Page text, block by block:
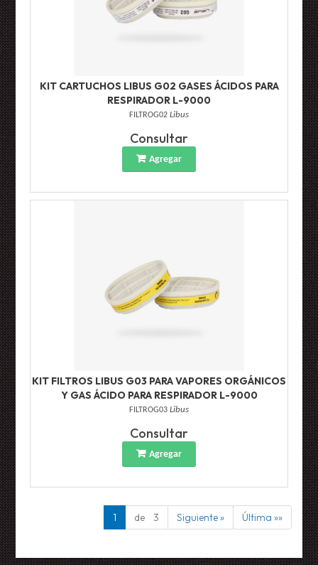
KIT CARTUCHOS LIBUS G02 GASES ÁCIDOS PARA
RESPIRADOR L-9000
FILTROG02 Libus
Consultar
Agregar
KIT FILTROS LIBUS G03 PARA VAPORES ORGÁNICOS
Y GAS ÁCIDO PARA RESPIRADOR L-9000
FILTROG03 Libus
Consultar
Agregar
1 de 3 Siguiente » Última »»